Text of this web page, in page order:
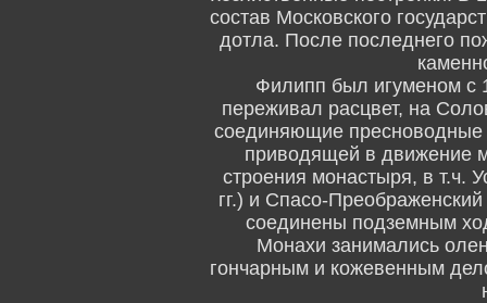
состав Московского
дотла. После последнего
Филипп был игуменом с
переживал расцвет, на
соединяющие
приводящей в движение
строения монастыря, в т.ч.
гг.) и Спасо-
соединены подземным
Монахи занимались
гончарным и кожевенным